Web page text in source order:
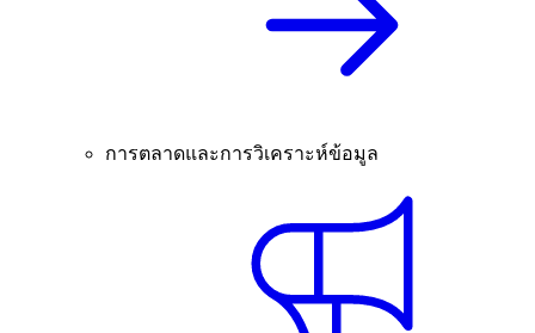
การตลาดและการวิเคราะห์ข้อมูล